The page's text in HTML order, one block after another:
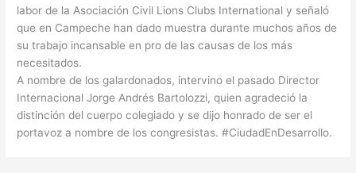
labor de la Asociación Civil Lions Clubs International y señaló
que en Campeche han dado muestra durante muchos años de
su trabajo incansable en pro de las causas de los más
necesitados.
A nombre de los galardonados, intervino el pasado Director
Internacional Jorge Andrés Bartolozzi, quien agradeció la
distinción del cuerpo colegiado y se dijo honrado de ser el
portavoz a nombre de los congresistas. #CiudadEnDesarrollo.